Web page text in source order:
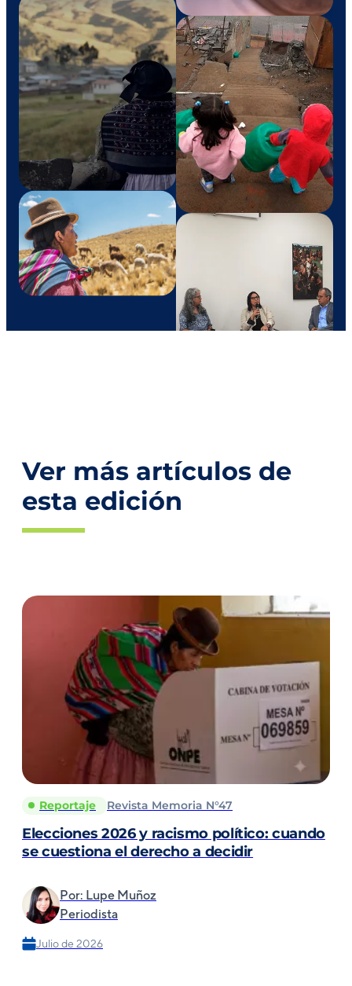
Ver más artículos de
esta edición
Reportaje Revista Memoria N°47
Elecciones 2026 y racismo político: cuando
se cuestiona el derecho a decidir
Por: Lupe Muñoz
Periodista
Julio de 2026